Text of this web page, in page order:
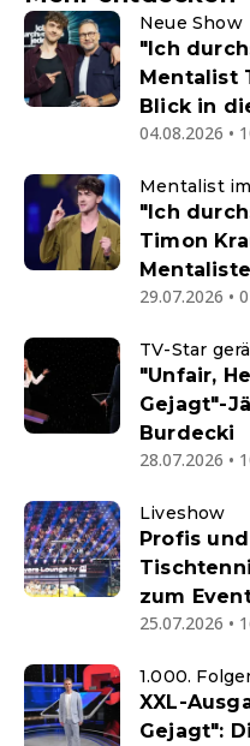
Neue Show
"Ich
Mentalist
Blick in
04.08.2026 •
Mentalist
"Ich
Timon
29.07.2026 •
TV-Star
"Unfair,
Gejagt"-
Burdecki
28.07.2026 •
Liveshow
Profis
zum
25.07.2026 •
1.000.
XXL-
Gejagt":